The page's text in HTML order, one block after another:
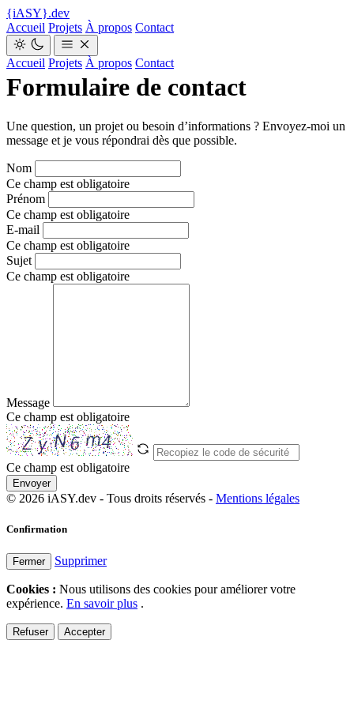
{iASY}.dev
Accueil Projets À propos Contact
Accueil Projets À propos Contact
Formulaire de contact
Une question, un projet ou besoin d’informations ? Envoyez-moi un
message et je vous répondrai dès que possible.
Nom
Ce champ est obligatoire
Prénom
Ce champ est obligatoire
E-mail
Ce champ est obligatoire
Sujet
Ce champ est obligatoire
Message
Ce champ est obligatoire
Ce champ est obligatoire
Envoyer
© 2026 iASY.dev - Tous droits réservés - Mentions légales
Confirmation
Fermer Supprimer
Cookies : Nous utilisons des cookies pour améliorer votre
expérience. En savoir plus .
Refuser Accepter